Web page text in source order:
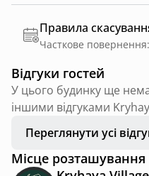
Правила
Відгуки гостей
У цього будинку ще
іншими відгуками
Переглянути усі
Місце розташування